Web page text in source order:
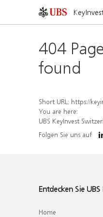
404
found
Short URL: https://keyinvest-
You are here:
UBS KeyInvest
Folgen Sie uns auf
Entdecken Sie UBS
Home